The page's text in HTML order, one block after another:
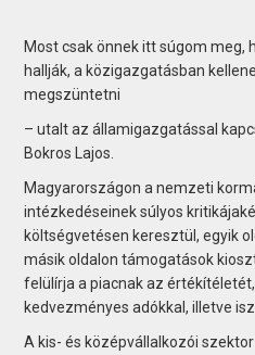
Most csak önnek itt súgom meg,
hallják, a közigazgatásban
megszüntetni
– utalt az államigazgatással
Bokros Lajos.
Magyarországon a nemzeti
intézkedéseinek súlyos
költségvetésen keresztül, egyik
másik oldalon támogatások
felülírja a piacnak az
kedvezményes adókkal, illetve
A kis- és középvállalkozói